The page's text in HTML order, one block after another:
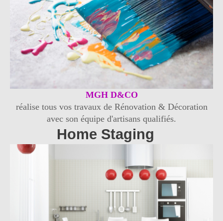
MGH D&CO
réalise tous vos travaux de Rénovation & Décoration
avec son équipe d'artisans qualifiés.
Home Staging